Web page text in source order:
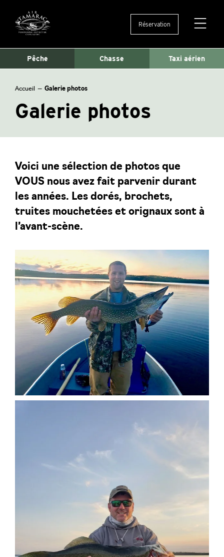
Réservation
et
Pêche Chasse Taxi aérien
Accueil — Galerie photos
Galerie photos
Voici une sélection de photos que
VOUS nous avez fait parvenir durant
les années. Les dorés, brochets,
truites mouchetées et orignaux sont à
l’avant-scène.